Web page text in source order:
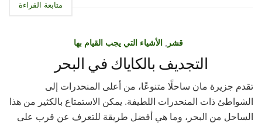
متابعة القراءة
قشر , الأشياء التي يجب القيام بها
التجديف بالكاياك في البحر
تقدم جزيرة مان ساحلًا متنوعًا، من أعلى المنحدرات إلى
الشواطئ ذات المنحدرات اللطيفة. يمكن الاستمتاع بالكثير من هذا
الساحل من البحر، وما هي أفضل طريقة للتعرف عن قرب على